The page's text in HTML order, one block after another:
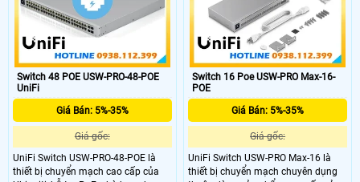
Switch 48 POE USW-PRO-48-POE
UniFi
Giá Bán: 5%-35%
Giá gốc:
UniFi Switch USW-PRO-48-POE là
thiết bị chuyển mạch cao cấp của
Switch 16 Poe USW-PRO Max-16-
POE
Giá Bán: 5%-35%
Giá gốc:
UniFi Switch USW-PRO Max-16 là
thiết bị chuyển mạch chuyên dụng